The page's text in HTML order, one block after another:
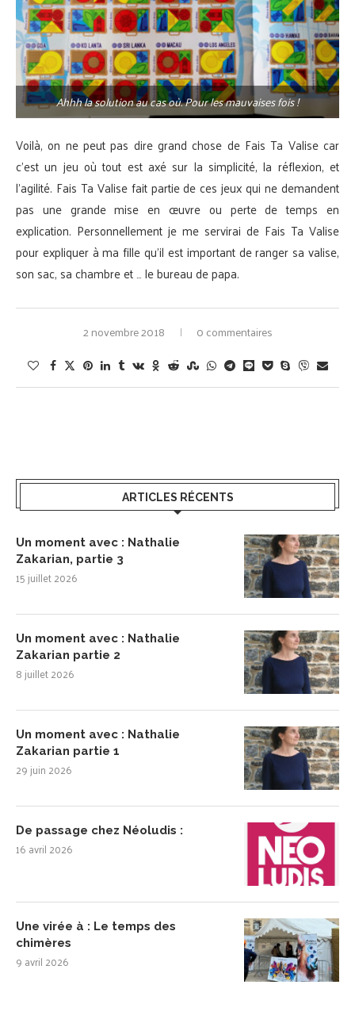
Ahhh la solution au cas où. Pour les mauvaises fois !
Voilà, on ne peut pas dire grand chose de Fais Ta Valise car
c’est un jeu où tout est axé sur la simplicité, la réflexion, et
l’agilité. Fais Ta Valise fait partie de ces jeux qui ne demandent
pas une grande mise en œuvre ou perte de temps en
explication. Personnellement je me servirai de Fais Ta Valise
pour expliquer à ma fille qu’il est important de ranger sa valise,
son sac, sa chambre et … le bureau de papa.
2 novembre 2018 0 commentaires
ARTICLES RÉCENTS
Un moment avec : Nathalie
Zakarian, partie 3
15 juillet 2026
Un moment avec : Nathalie
Zakarian partie 2
8 juillet 2026
Un moment avec : Nathalie
Zakarian partie 1
29 juin 2026
De passage chez Néoludis :
16 avril 2026
Une virée à : Le temps des
chimères
9 avril 2026